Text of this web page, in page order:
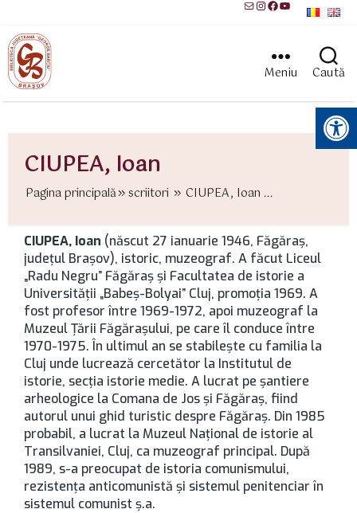
MailInstagram
Facebook
YouTube
Meniu Caută
Instrumente pentru accesibilitate
CIUPEA, Ioan
Pagina principală scriitori CIUPEA, Ioan ...
CIUPEA, Ioan (născut 27 ianuarie 1946, Făgăraș,
județul Brașov), istoric, muzeograf. A făcut Liceul
„Radu Negru” Făgăraș și Facultatea de istorie a
Universității „Babeș-Bolyai” Cluj, promoția 1969. A
fost profesor între 1969-1972, apoi muzeograf la
Muzeul Țării Făgărașului, pe care îl conduce între
1970-1975. În ultimul an se stabilește cu familia la
Cluj unde lucrează cercetător la Institutul de
istorie, secția istorie medie. A lucrat pe șantiere
arheologice la Comana de Jos și Făgăraș, fiind
autorul unui ghid turistic despre Făgăraș. Din 1985
probabil, a lucrat la Muzeul Național de istorie al
Transilvaniei, Cluj, ca muzeograf principal. După
1989, s-a preocupat de istoria comunismului,
rezistența anticomunistă și sistemul penitenciar în
sistemul comunist ș.a.